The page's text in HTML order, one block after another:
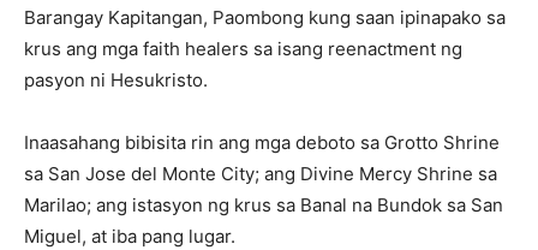
Barangay Kapitangan, Paombong kung saan ipinapako sa
krus ang mga faith healers sa isang reenactment ng
pasyon ni Hesukristo.
Inaasahang bibisita rin ang mga deboto sa Grotto Shrine
sa San Jose del Monte City; ang Divine Mercy Shrine sa
Marilao; ang istasyon ng krus sa Banal na Bundok sa San
Miguel, at iba pang lugar.